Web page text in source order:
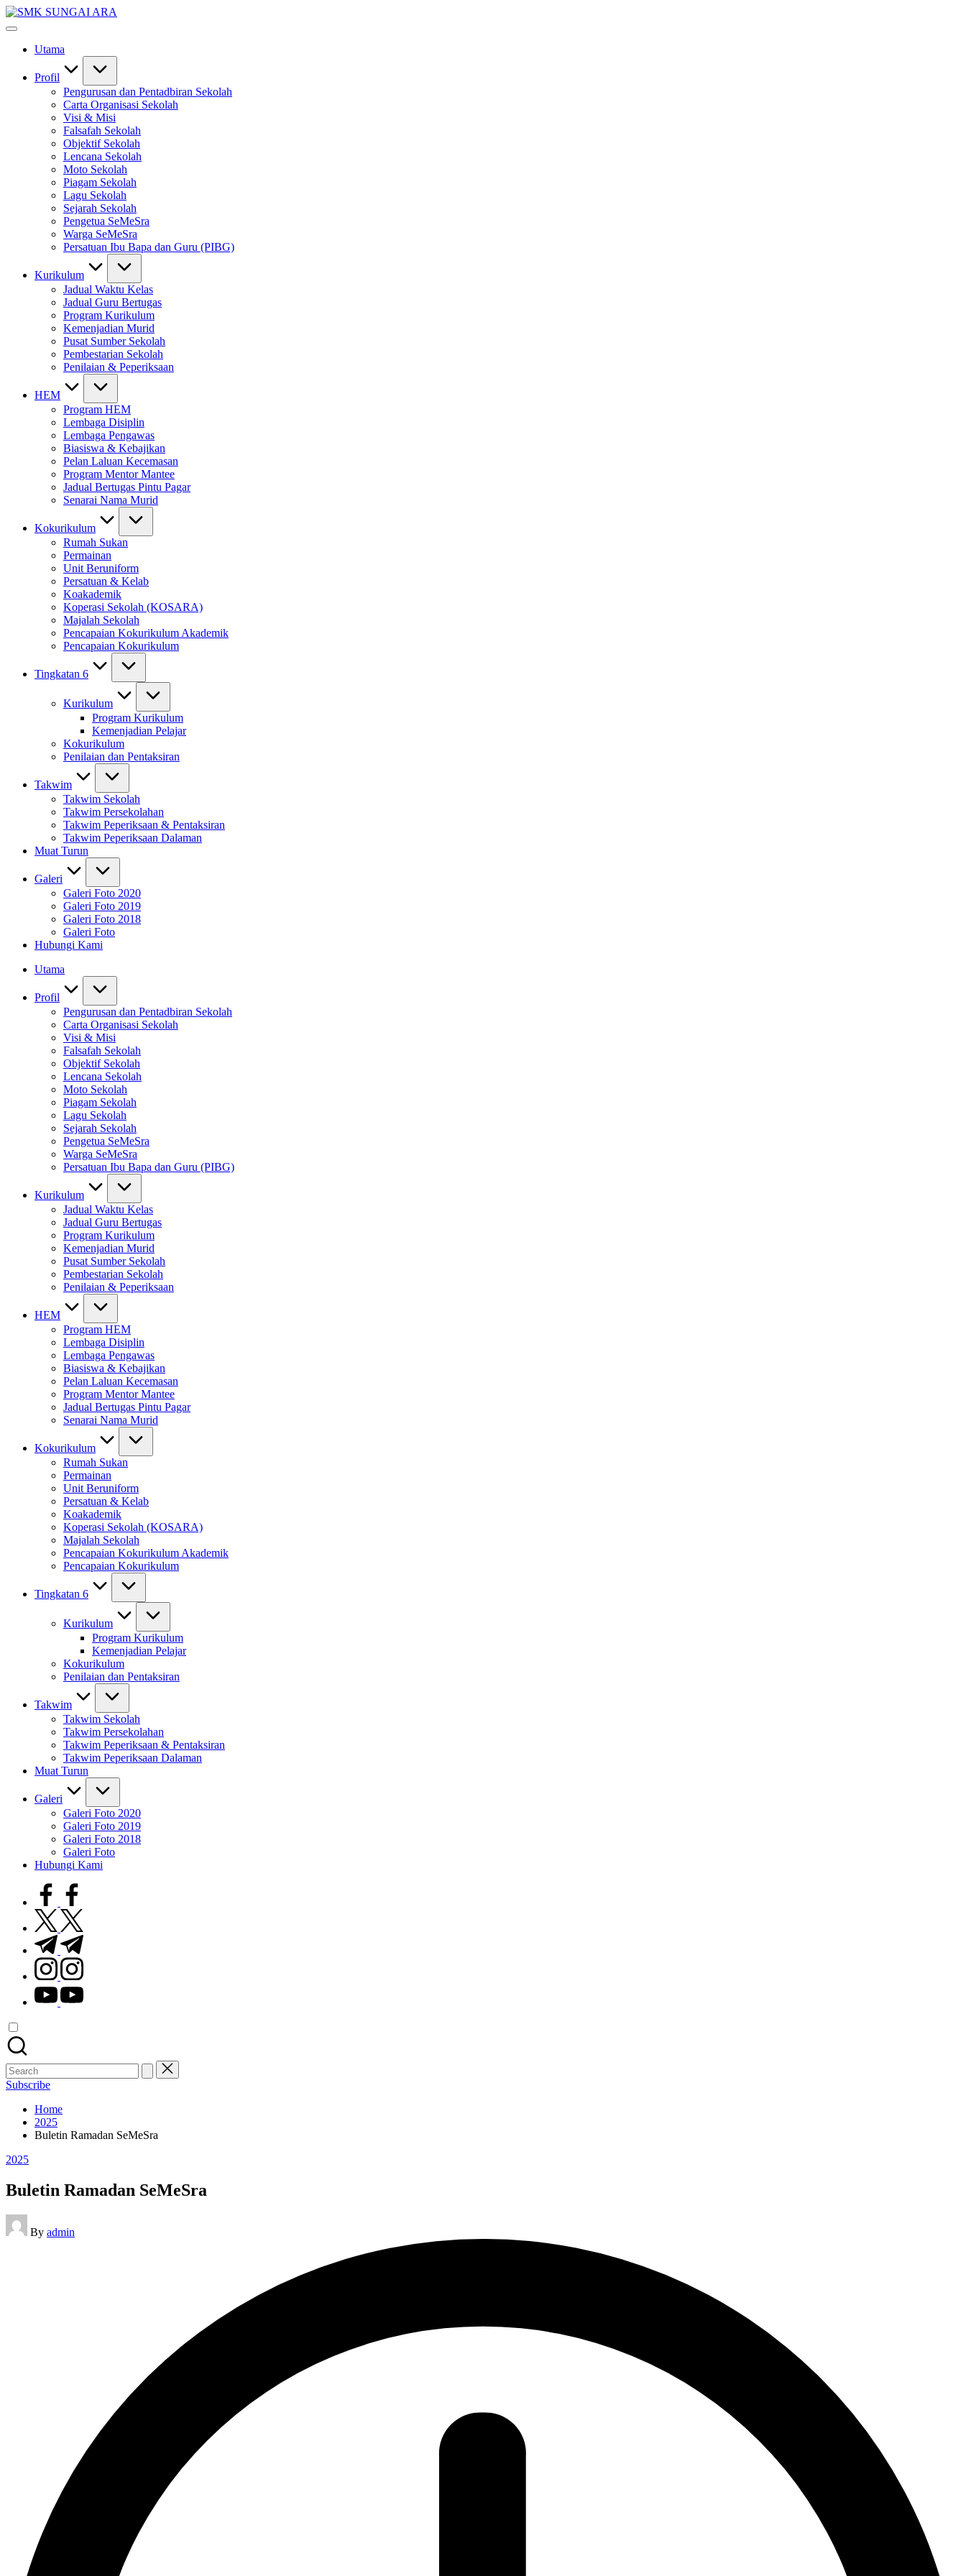
Skip
to
#KetekunanNadiKecemerlangan
#SeMeSradiHati
Utama
Profil
Pengurusan dan Pentadbiran Sekolah
Carta Organisasi Sekolah
Visi & Misi
Falsafah Sekolah
Objektif Sekolah
Lencana Sekolah
Moto Sekolah
Piagam Sekolah
Lagu Sekolah
Sejarah Sekolah
Pengetua SeMeSra
Warga SeMeSra
Persatuan Ibu Bapa dan Guru (PIBG)
Kurikulum
Jadual Waktu Kelas
Jadual Guru Bertugas
Program Kurikulum
Kemenjadian Murid
Pusat Sumber Sekolah
Pembestarian Sekolah
Penilaian & Peperiksaan
HEM
Program HEM
Lembaga Disiplin
Lembaga Pengawas
Biasiswa & Kebajikan
Pelan Laluan Kecemasan
Program Mentor Mantee
Jadual Bertugas Pintu Pagar
Senarai Nama Murid
Kokurikulum
Rumah Sukan
Permainan
Unit Beruniform
Persatuan & Kelab
Koakademik
Koperasi Sekolah (KOSARA)
Majalah Sekolah
Pencapaian Kokurikulum Akademik
Pencapaian Kokurikulum
Tingkatan 6
Kurikulum
Program Kurikulum
Kemenjadian Pelajar
Kokurikulum
Penilaian dan Pentaksiran
Takwim
Takwim Sekolah
Takwim Persekolahan
Takwim Peperiksaan & Pentaksiran
Takwim Peperiksaan Dalaman
Muat Turun
Galeri
Galeri Foto 2020
Galeri Foto 2019
Galeri Foto 2018
Galeri Foto
Hubungi Kami
Utama
Profil
Pengurusan dan Pentadbiran Sekolah
Carta Organisasi Sekolah
Visi & Misi
Falsafah Sekolah
Objektif Sekolah
Lencana Sekolah
Moto Sekolah
Piagam Sekolah
Lagu Sekolah
Sejarah Sekolah
Pengetua SeMeSra
Warga SeMeSra
Persatuan Ibu Bapa dan Guru (PIBG)
Kurikulum
Jadual Waktu Kelas
Jadual Guru Bertugas
Program Kurikulum
Kemenjadian Murid
Pusat Sumber Sekolah
Pembestarian Sekolah
Penilaian & Peperiksaan
HEM
Program HEM
Lembaga Disiplin
Lembaga Pengawas
Biasiswa & Kebajikan
Pelan Laluan Kecemasan
Program Mentor Mantee
Jadual Bertugas Pintu Pagar
Senarai Nama Murid
Kokurikulum
Rumah Sukan
Permainan
Unit Beruniform
Persatuan & Kelab
Koakademik
Koperasi Sekolah (KOSARA)
Majalah Sekolah
Pencapaian Kokurikulum Akademik
Pencapaian Kokurikulum
Tingkatan 6
Kurikulum
Program Kurikulum
Kemenjadian Pelajar
Kokurikulum
Penilaian dan Pentaksiran
Takwim
Takwim Sekolah
Takwim Persekolahan
Takwim Peperiksaan & Pentaksiran
Takwim Peperiksaan Dalaman
Muat Turun
Galeri
Galeri Foto 2020
Galeri Foto 2019
Galeri Foto 2018
Galeri Foto
Hubungi Kami
facebook.com
twitter.com
t.me
instagram.com
youtube.com
Search
for:
Subscribe
Home
2025
Buletin Ramadan SeMeSra
Posted
2025
Buletin Ramadan SeMeSra
Posted
by
By admin